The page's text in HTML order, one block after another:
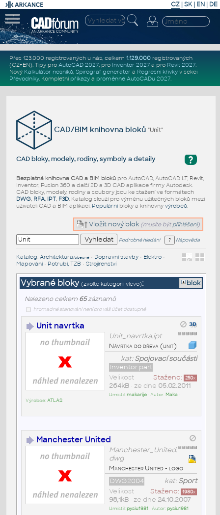
CZ | SK| EN | DE
Přes 123.000 registrovaných u nás, celkem 1.129.000registrovaných
(CZ+EN). Tipy pro AutoCAD 2027, pro Inventor 2027a pro Revit 2027.
Nový Kalkulátor nosníků, Spirograf generátor a Regresní křivkyv sekci
Převodníky. Kompletní příkazya proměnné AutoCADu 2027.
CAD/BIM knihovna bloků"Unit"
?
CAD bloky, modely, rodiny, symboly a detaily
Bezplatná knihovna CAD a BIM blokůpro AutoCAD, AutoCAD LT, Revit,
Inventor, Fusion 360 a další 2D a 3D CAD aplikace firmy Autodesk.
CAD bloky, modely, rodiny a soubory jsou ke stažení ve formátech
DWG, RFA, IPT, F3D. Katalog slouží pro výměnu užitečných bloků mezi
uživateli CAD a BIM aplikací. Populárníbloky a knihovny výrobců.
Vložit nový blok (musíte být přihlášeni)
Podrobné hledání Nápověda
Katalog: Architektura/obecné• Dopravní stavby• Elektro•
Mapování• Potrubí, TZB • Strojírenství
Vybrané bloky (zvolte kategorii vlevo): blok
Nalezeno celkem 65záznamů
hromadné stahování není pro váš účet dostupné
Unit navrtka
Unit_navrtka.ipt
Návrtka do dřeva (unit)
kat:Spojovací součásti
Inventor part
Staženo: 250x
Velikost
264kB• ze dne 05.02.2011
Umístil:makarije• Autor: Maka •
Výrobce:ATLAS
Manchester United
Manchester_United.
dwg
Manchester United - logo
kat:Sport
DWG2004
Staženo: 1980x
Velikost
98,1kB• ze dne 24.10.2007
Umístil:pysiu1981 • Autor:pysiu1981